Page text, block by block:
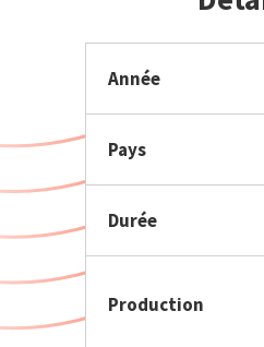
Année
Pays
Durée
Production